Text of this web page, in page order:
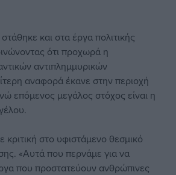
και στα έργα πολιτικής
ότι προχωρά η
αντιπλημμυρικών
αναφορά έκανε στην περιοχή
επόμενος μεγάλος στόχος είναι η
στο υφιστάμενο θεσμικό
«Αυτά που περνάμε για να
που προστατεύουν ανθρώπινες